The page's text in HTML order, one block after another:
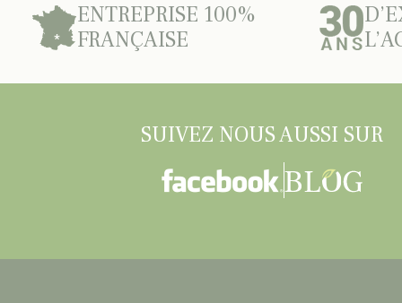
ENTREPRISE 100%
FRANÇAISE
SUIVEZ NOUS AUSSI SUR